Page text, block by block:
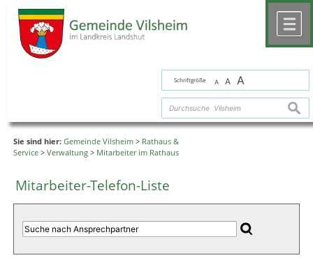
Schriftgröße A A A
Sie sind hier: Gemeinde Vilsheim > Rathaus &
Service > Verwaltung > Mitarbeiter im Rathaus
Mitarbeiter-Telefon-Liste